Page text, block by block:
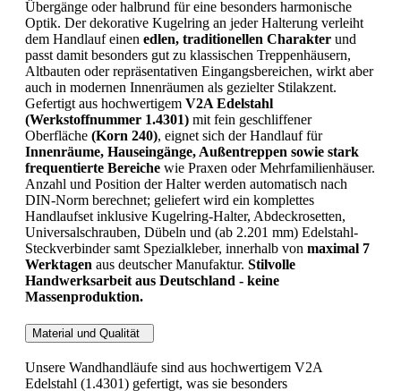
Übergänge oder halbrund für eine besonders harmonische
Optik. Der dekorative Kugelring an jeder Halterung verleiht
dem Handlauf einen edlen, traditionellen Charakter und
passt damit besonders gut zu klassischen Treppenhäusern,
Altbauten oder repräsentativen Eingangsbereichen, wirkt aber
auch in modernen Innenräumen als gezielter Stilakzent.
Gefertigt aus hochwertigem V2A Edelstahl
(Werkstoffnummer 1.4301) mit fein geschliffener
Oberfläche (Korn 240), eignet sich der Handlauf für
Innenräume, Hauseingänge, Außentreppen sowie stark
frequentierte Bereiche wie Praxen oder Mehrfamilienhäuser.
Anzahl und Position der Halter werden automatisch nach
DIN-Norm berechnet; geliefert wird ein komplettes
Handlaufset inklusive Kugelring-Halter, Abdeckrosetten,
Universalschrauben, Dübeln und (ab 2.201 mm) Edelstahl-
Steckverbinder samt Spezialkleber, innerhalb von maximal 7
Werktagen aus deutscher Manufaktur. Stilvolle
Handwerksarbeit aus Deutschland - keine
Massenproduktion.
Material und Qualität
Unsere Wandhandläufe sind aus hochwertigem V2A
Edelstahl (1.4301) gefertigt, was sie besonders